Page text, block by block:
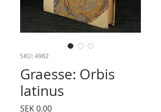
SKU: 4982
Graesse: Orbis
latinus
SEK 0.00Price